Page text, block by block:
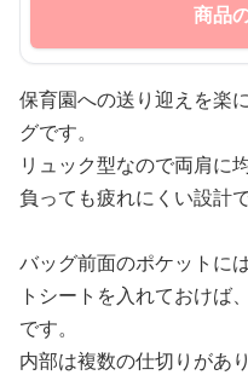
商品
保育園への送り迎えを楽
グです。
リュック型なので両肩に
負っても疲れにくい設計で
バッグ前面のポケットに
トシートを入れておけば
です。
内部は複数の仕切りがあ